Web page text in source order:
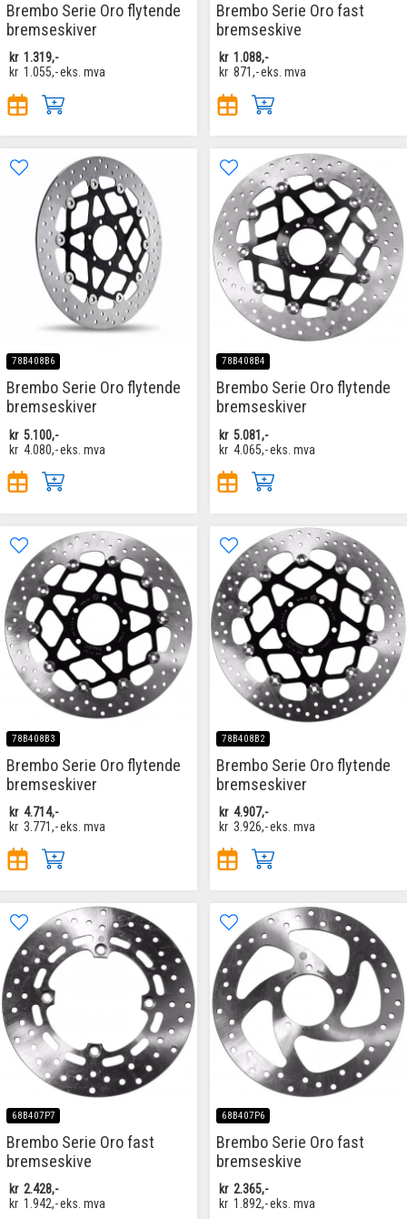
Brembo Serie Oro flytende
bremseskiver
kr 1.319,-
kr 1.055,-eks. mva
Brembo Serie Oro fast
bremseskive
kr 1.088,-
kr 871,-eks. mva
78B408B6
Brembo Serie Oro flytende
bremseskiver
kr 5.100,-
kr 4.080,-eks. mva
78B408B4
Brembo Serie Oro flytende
bremseskiver
kr 5.081,-
kr 4.065,-eks. mva
78B408B3
Brembo Serie Oro flytende
bremseskiver
kr 4.714,-
kr 3.771,-eks. mva
78B408B2
Brembo Serie Oro flytende
bremseskiver
kr 4.907,-
kr 3.926,-eks. mva
68B407P7
Brembo Serie Oro fast
bremseskive
kr 2.428,-
kr 1.942,-eks. mva
68B407P6
Brembo Serie Oro fast
bremseskive
kr 2.365,-
kr 1.892,-eks. mva